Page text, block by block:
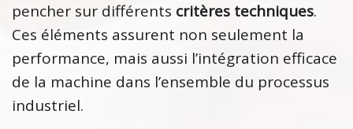
pencher sur différents critères techniques.
Ces éléments assurent non seulement la
performance, mais aussi l’intégration efficace
de la machine dans l’ensemble du processus
industriel.